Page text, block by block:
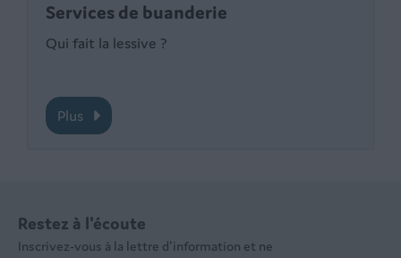
Services de buanderie
Qui fait la lessive ?
Plus
Restez à l'écoute
Inscrivez-vous à la lettre d'information et ne